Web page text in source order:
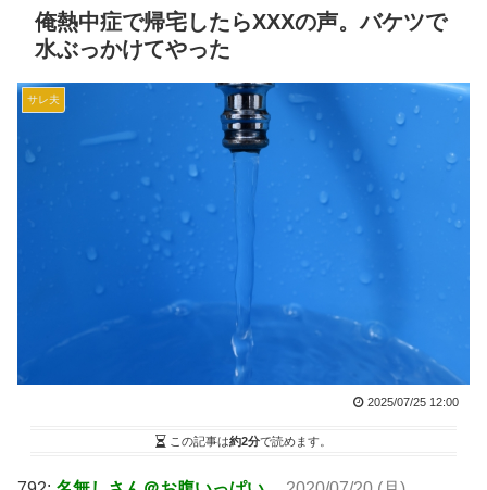
俺熱中症で帰宅したらXXXの声。バケツで
水ぶっかけてやった
サレ夫
2025/07/25 12:00
この記事は約2分で読めます。